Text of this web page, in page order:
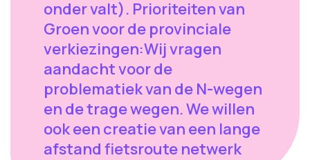
onder valt). Prioriteiten van
Groen voor de provinciale
verkiezingen:Wij vragen
aandacht voor de
problematiek van de N-wegen
en de trage wegen. We willen
ook een creatie van een lange
afstand fietsroute netwerk